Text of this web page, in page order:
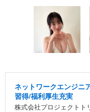
ネットワークエンジニ
習得/福利厚生充実
株式会社プロジェクトト